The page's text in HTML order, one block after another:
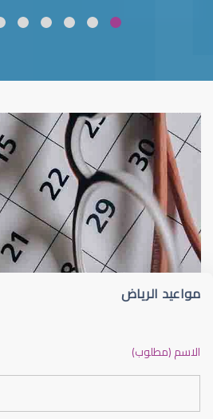
قلوبال لرعاية العين ضعف نظر
مواعيد الرياض
الاسم (مطلوب)